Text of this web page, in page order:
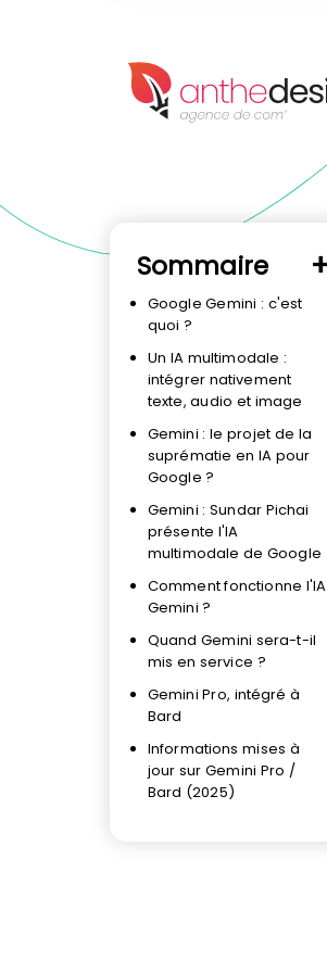
Sommaire
Google Gemini : c'est
quoi ?
Un IA multimodale :
intégrer nativement
texte, audio et image
Gemini : le projet de la
suprématie en IA pour
Google ?
Gemini : Sundar Pichai
présente l'IA
multimodale de Google
Comment fonctionne l'IA
Gemini ?
Quand Gemini sera-t-il
mis en service ?
Gemini Pro, intégré à
Bard
Informations mises à
jour sur Gemini Pro /
Bard (2025)